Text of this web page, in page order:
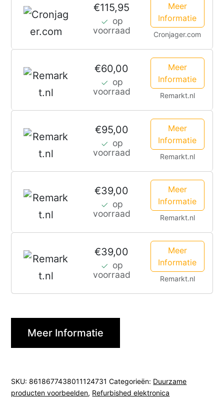
€115,95
op
voorraad
Meer
Informatie
Cronjager.com
€60,00
op
voorraad
Meer
Informatie
Remarkt.nl
€95,00
op
voorraad
Meer
Informatie
Remarkt.nl
€39,00
op
voorraad
Meer
Informatie
Remarkt.nl
€39,00
op
voorraad
Meer
Informatie
Remarkt.nl
Meer Informatie
SKU:8618677438011124731 Categorieën: Duurzame
producten voorbeelden, Refurbished elektronica